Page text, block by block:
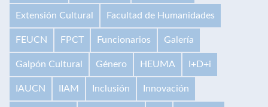
Extensión Cultural Facultad de Humanidades
FEUCN FPCT Funcionarios Galería
Galpón Cultural Género HEUMA I+D+i
IAUCN IIAM Inclusión Innovación